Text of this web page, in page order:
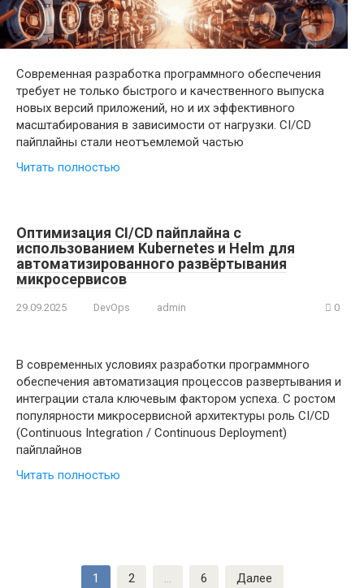
Современная разработка программного обеспечения
требует не только быстрого и качественного выпуска
новых версий приложений, но и их эффективного
масштабирования в зависимости от нагрузки. CI/CD
пайплайны стали неотъемлемой частью
Читать полностью
Оптимизация CI/CD пайплайна с
использованием Kubernetes и Helm для
автоматизированного развёртывания
микросервисов
29.09.2025 DevOps admin 0
В современных условиях разработки программного
обеспечения автоматизация процессов развертывания и
интеграции стала ключевым фактором успеха. С ростом
популярности микросервисной архитектуры роль CI/CD
(Continuous Integration / Continuous Deployment)
пайплайнов
Читать полностью
1 2 … 6 Далее